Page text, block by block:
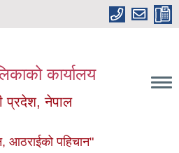
कार्यालय
प्रदेश, नेपाल
आठराईको पहिचान"